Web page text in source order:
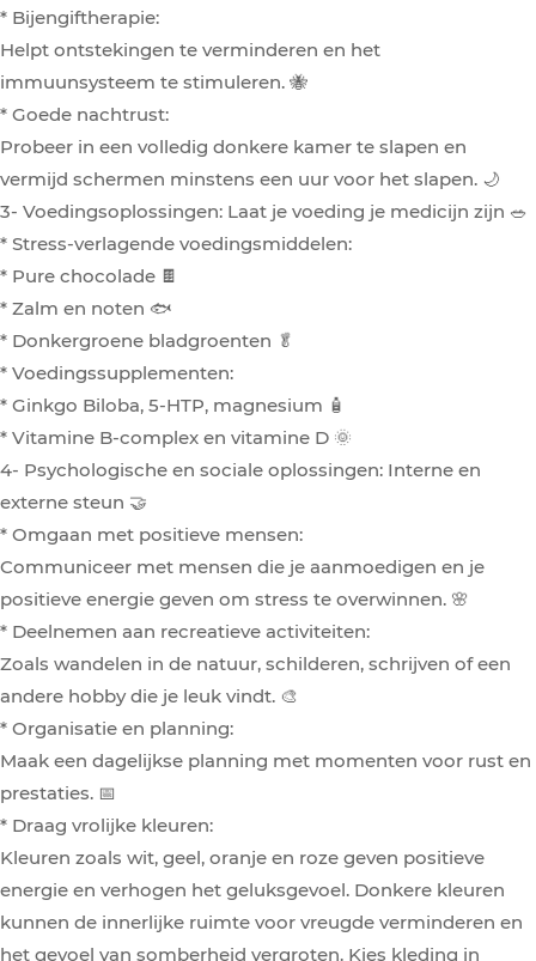
* Bijengiftherapie:
Helpt ontstekingen te verminderen en het
immuunsysteem te stimuleren. 🐝
* Goede nachtrust:
Probeer in een volledig donkere kamer te slapen en
vermijd schermen minstens een uur voor het slapen. 🌙
3- Voedingsoplossingen: Laat je voeding je medicijn zijn 🥗
* Stress-verlagende voedingsmiddelen:
* Pure chocolade 🍫
* Zalm en noten 🐟
* Donkergroene bladgroenten 🥬
* Voedingssupplementen:
* Ginkgo Biloba, 5-HTP, magnesium 🧴
* Vitamine B-complex en vitamine D 🌞
4- Psychologische en sociale oplossingen: Interne en
externe steun 🤝
* Omgaan met positieve mensen:
Communiceer met mensen die je aanmoedigen en je
positieve energie geven om stress te overwinnen. 🌸
* Deelnemen aan recreatieve activiteiten:
Zoals wandelen in de natuur, schilderen, schrijven of een
andere hobby die je leuk vindt. 🎨
* Organisatie en planning:
Maak een dagelijkse planning met momenten voor rust en
prestaties. 📅
* Draag vrolijke kleuren:
Kleuren zoals wit, geel, oranje en roze geven positieve
energie en verhogen het geluksgevoel. Donkere kleuren
kunnen de innerlijke ruimte voor vreugde verminderen en
het gevoel van somberheid vergroten. Kies kleding in